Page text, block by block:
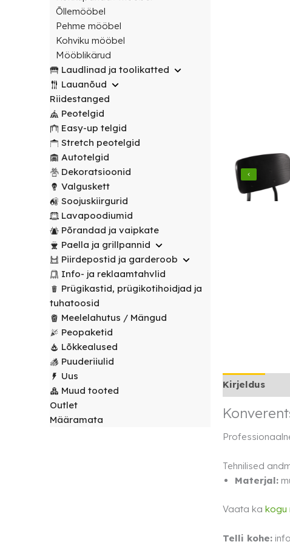
Peomööbel
Laudlinad
toolikatted
Ümmargused
laudlinad
Kandilised
Toolikatted
Servjetid ja
kaunistused
Valgustus
Valguskett POPULAARNE
Lauanõud
Lavapoodiumid
Mängud ja
meelelahutus
Muud
renditooted
Peopaketid
Prügikastid
lähemalt
Peomööbel
transpordikärud
Laudlinad
toolikatted
Ümmargused
laudlinad
Kandilised
Toolikatted
Prügikastid
Riidestanged
Meelelahutus
PuuderiiulidÕllemööbel
Pehme mööbel
Kohviku mööbel
Mööblikärud
Laudlinad ja toolikatted
Lauanõud
Riidestanged
Peotelgid
Easy-up telgid
Stretch peotelgid
Autotelgid
Dekoratsioonid
Valguskett
Soojuskiirgurid
Lavapoodiumid
Põrandad ja vaipkate
Paella ja grillpannid
Piirdepostid ja garderoob
Info- ja reklaamtahvlid
Prügikastid, prügikotihoidjad ja
tuhatoosid
Meelelahutus / Mängud
Peopaketid
Lõkkealused
Puuderiiulid
Uus
Muud tooted
Outlet
Määramata
Kirjeldus
Tehnilised
Materjal:
Vaata ka kogu
Telli kohe: